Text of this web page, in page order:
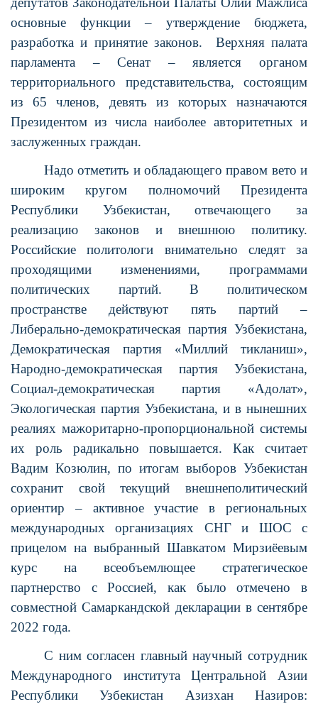
основные функции – утверждение бюджета,
разработка и принятие законов.
Верхняя палата
парламента – Сенат – является органом
территориального представительства, состоящим
из 65 членов, девять из которых назначаются
Президентом из числа наиболее авторитетных и
заслуженных граждан.
Надо отметить и обладающего правом вето и
широким кругом полномочий Президента
Республики Узбекистан, отвечающего за
реализацию законов и внешнюю политику.
Российские политологи внимательно следят за
проходящими изменениями, программами
политических партий. В политическом
пространстве действуют пять партий –
Либерально-демократическая партия Узбекистана,
Демократическая партия «Миллий тикланиш»,
Народно-демократическая партия Узбекистана,
Социал-демократическая партия «Адолат»,
Экологическая партия Узбекистана, и в нынешних
реалиях мажоритарно-пропорциональной системы
их роль радикально повышается. Как считает
Вадим Козюлин, по итогам выборов Узбекистан
сохранит свой текущий внешнеполитический
ориентир – активное участие в региональных
международных организациях СНГ и ШОС с
прицелом на выбранный Шавкатом Мирзиёевым
курс на всеобъемлющее стратегическое
партнерство с Россией, как было отмечено в
совместной Самаркандской декларации в сентябре
2022 года.
С ним согласен главный научный сотрудник
Международного института Центральной Азии
Республики Узбекистан Азизхан Назиров: